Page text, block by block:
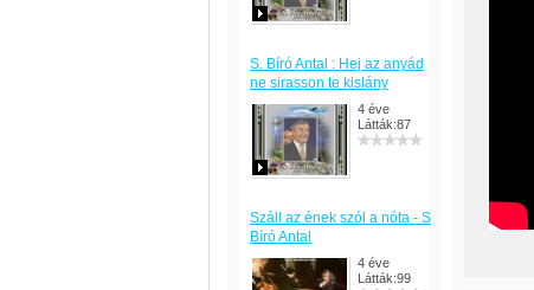
S. Bíró Antal : Hej az anyád
ne sirasson te kislány
4 éve
Látták:87
Száll az ének szól a nóta - S
Bíró Antal
4 éve
Látták:99